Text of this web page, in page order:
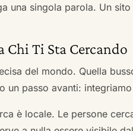
una singola parola. Un
Chi Ti Sta Cercando
del mondo. Quella
un passo avanti:
è locale. Le persone